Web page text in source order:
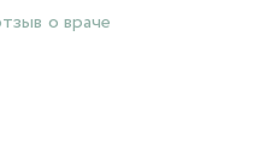
о враче
с VK ID